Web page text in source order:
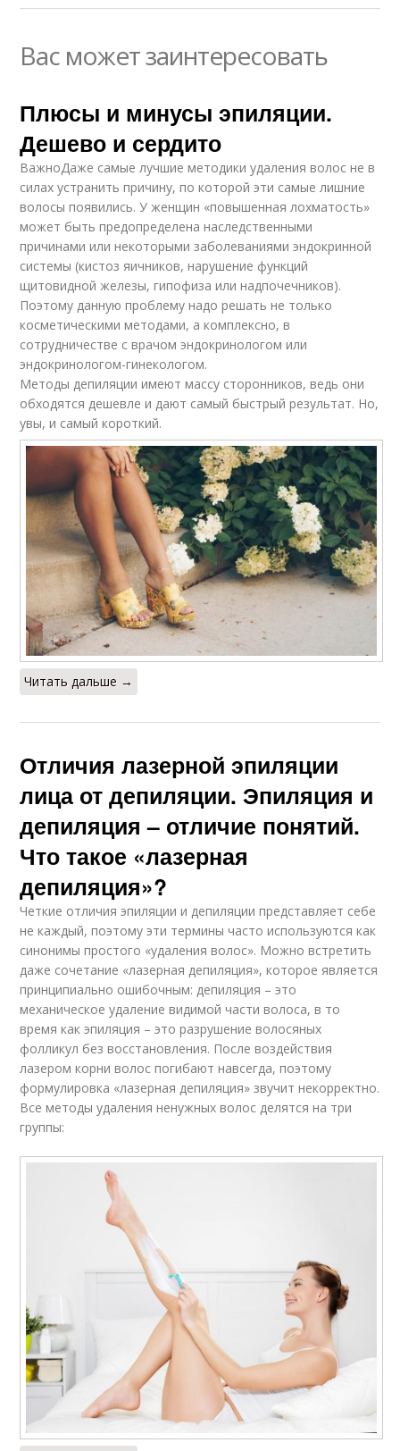
Вас может заинтересовать
Плюсы и минусы эпиляции.
Дешево и сердито
ВажноДаже самые лучшие методики удаления волос не в
силах устранить причину, по которой эти самые лишние
волосы появились. У женщин «повышенная лохматость»
может быть предопределена наследственными
причинами или некоторыми заболеваниями эндокринной
системы (кистоз яичников, нарушение функций
щитовидной железы, гипофиза или надпочечников).
Поэтому данную проблему надо решать не только
косметическими методами, а комплексно, в
сотрудничестве с врачом эндокринологом или
эндокринологом-гинекологом.
Методы депиляции имеют массу сторонников, ведь они
обходятся дешевле и дают самый быстрый результат. Но,
увы, и самый короткий.
Читать дальше →
Отличия лазерной эпиляции
лица от депиляции. Эпиляция и
депиляция – отличие понятий.
Что такое «лазерная
депиляция»?
Четкие отличия эпиляции и депиляции представляет себе
не каждый, поэтому эти термины часто используются как
синонимы простого «удаления волос». Можно встретить
даже сочетание «лазерная депиляция», которое является
принципиально ошибочным: депиляция – это
механическое удаление видимой части волоса, в то
время как эпиляция – это разрушение волосяных
фолликул без восстановления. После воздействия
лазером корни волос погибают навсегда, поэтому
формулировка «лазерная депиляция» звучит некорректно.
Все методы удаления ненужных волос делятся на три
группы: